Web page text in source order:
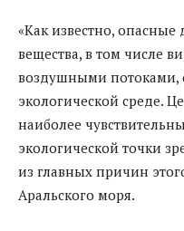
«Как известно, опасные
вещества, в том числе
воздушными потоками,
экологической среде.
наиболее
экологической точки
из главных причин
Аральского моря.